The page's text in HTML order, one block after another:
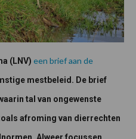
(LNV) een brief aan de
mestbeleid. De brief
tal van ongewenste
afroming van dierrechten